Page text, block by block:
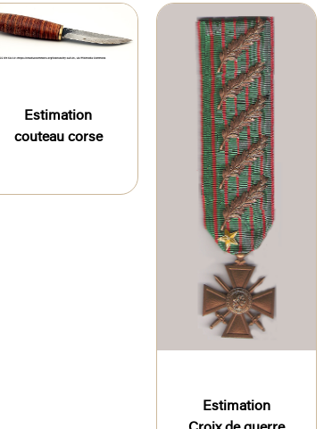
Estimation
couteau corse
Estimation